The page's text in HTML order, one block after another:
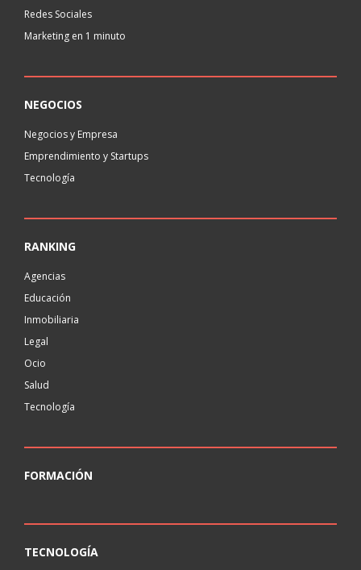
Redes Sociales
Marketing en 1 minuto
NEGOCIOS
Negocios y Empresa
Emprendimiento y Startups
Tecnología
RANKING
Agencias
Educación
Inmobiliaria
Legal
Ocio
Salud
Tecnología
FORMACIÓN
TECNOLOGÍA